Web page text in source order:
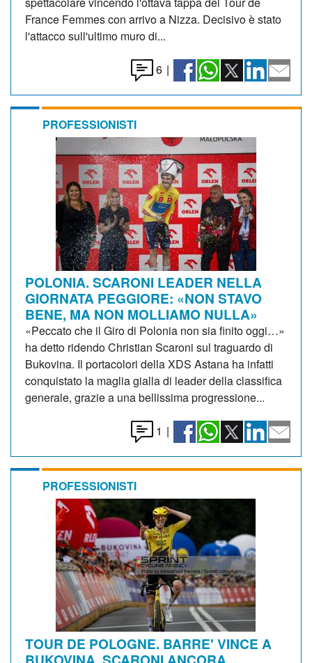
France Femmes con arrivo a Nizza. Decisivo è stato
l'attacco sull'ultimo muro di...
6 |
PROFESSIONISTI
POLONIA. SCARONI LEADER NELLA
GIORNATA PEGGIORE: «NON STAVO
BENE, MA NON MOLLIAMO NULLA»
«Peccato che il Giro di Polonia non sia finito oggi…»
ha detto ridendo Christian Scaroni sul traguardo di
Bukovina. Il portacolori della XDS Astana ha infatti
conquistato la maglia gialla di leader della classifica
generale, grazie a una bellissima progressione...
1 |
PROFESSIONISTI
TOUR DE POLOGNE. BARRE' VINCE A